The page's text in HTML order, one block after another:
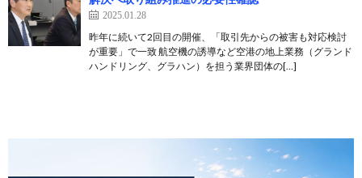
2025.01.28
昨年に続いて2回目の開催、「取引先からの被害も対応検討
が重要」で一致 航空機の誘導など空港の地上業務（グランド
ハンドリング、グラハン）を担う業界団体の[…]